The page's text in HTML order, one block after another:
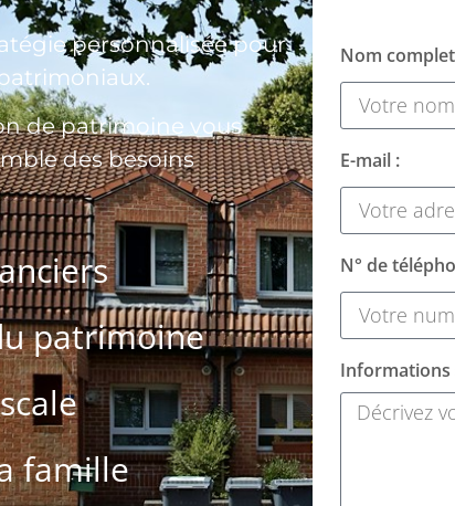
personnalisée pour
de patrimoine vous
des besoins
patrimoine
famille
Nom
E-mail :
N° de
Informations